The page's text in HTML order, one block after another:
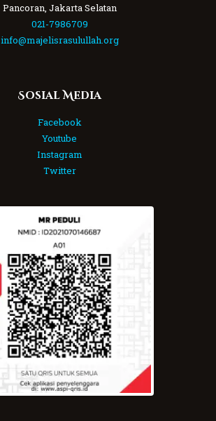
Pancoran, Jakarta Selatan
021-7986709
info@majelisrasulullah.org
Sosial Media
Facebook
Youtube
Instagram
Twitter